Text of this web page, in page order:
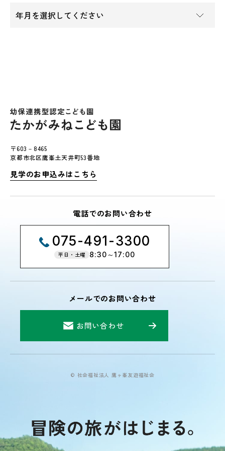
〒603－8465
京都市北区鷹峯土天井町53番地
見学のお申込みはこちら
電話でのお問い合わせ
075-491-3300
平日・土曜 8:30～17:00
メールでのお問い合わせ
お問い合わせ
© 社会福祉法人 鷹ヶ峯友遊福祉会